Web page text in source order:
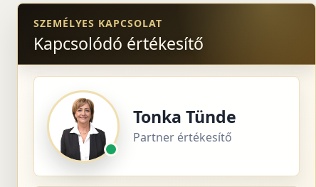
SZEMÉLYES KAPCSOLAT
Kapcsolódó értékesítő
Tonka Tünde
Partner értékesítő